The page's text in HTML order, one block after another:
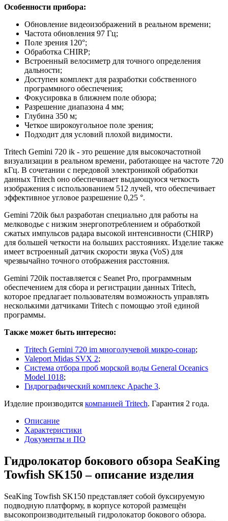
Особенности прибора:
Обновление видеоизображений в реальном времени;
Частота обновления 97 Гц;
Поле зрения 120°;
Обработка CHIRP;
Встроенный велосиметр для точного определения
дальности;
Доступен комплект для разработки собственного
программного обеспечения;
Фокусировка в ближнем поле обзора;
Разрешение диапазона 4 мм;
Глубина 350 м;
Четкое широкоугольное поле зрения;
Подходит для условий плохой видимости.
Tritech Gemini 720 ik - это решение для высокочастотной
визуализации в реальном времени, работающее на частоте 720
кГц. В сочетании с передовой электроникой обработки
данных Tritech оно обеспечивает выдающуюся четкость
изображения с использованием 512 лучей, что обеспечивает
эффективное угловое разрешение 0,25 °.
Gemini 720ik был разработан специально для работы на
мелководье с низким энергопотреблением и обработкой
сжатых импульсов радара высокой интенсивности (CHIRP)
для большей четкости на больших расстояниях. Изделие также
имеет встроенный датчик скорости звука (VoS) для
чрезвычайно точного отображения расстояния.
Gemini 720ik поставляется с Seanet Pro, программным
обеспечением для сбора и регистрации данных Tritech,
которое предлагает пользователям возможность управлять
несколькими датчиками Tritech с помощью этой единой
программы.
Также может быть интересно:
Tritech Gemini 720 im многолучевой микро-сонар;
Valeport Midas SVX 2;
Система отбора проб морской воды General Oceanics
Model 1018;
Гидрографический комплекс Apache 3.
Изделие производится компанией Tritech. Гарантия 2 года.
Описание
Характеристики
Документы и ПО
Гидролокатор бокового обзора SeaKing
Towfish SK150 – описание изделия
SeaKing Towfish SK150 представляет собой буксируемую
подводную платформу, в корпусе которой размещён
высокопроизводительный гидролокатор бокового обзора.